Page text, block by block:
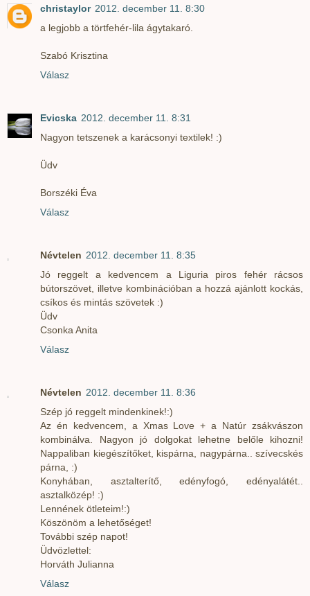
christaylor 2012. december 11. 8:30
a legjobb a törtfehér-lila ágytakaró.
Szabó Krisztina
Válasz
Evicska 2012. december 11. 8:31
Nagyon tetszenek a karácsonyi textilek! :)
Üdv
Borszéki Éva
Válasz
Névtelen 2012. december 11. 8:35
Jó reggelt a kedvencem a Liguria piros fehér rácsos
bútorszövet, illetve kombinációban a hozzá ajánlott kockás,
csíkos és mintás szövetek :)
Üdv
Csonka Anita
Válasz
Névtelen 2012. december 11. 8:36
Szép jó reggelt mindenkinek!:)
Az én kedvencem, a Xmas Love + a Natúr zsákvászon
kombinálva. Nagyon jó dolgokat lehetne belőle kihozni!
Nappaliban kiegészítőket, kispárna, nagypárna.. szívecskés
párna, :)
Konyhában, asztalterítő, edényfogó, edényalátét..
asztalközép! :)
Lennének ötleteim!:)
Köszönöm a lehetőséget!
További szép napot!
Üdvözlettel:
Horváth Julianna
Válasz